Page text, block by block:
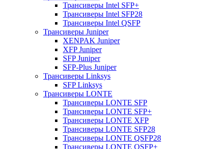
Трансиверы Intel SFP+
Трансиверы Intel SFP28
Трансиверы Intel QSFP
Трансиверы Juniper
XENPAK Juniper
XFP Juniper
SFP Juniper
SFP-Plus Juniper
Трансиверы Linksys
SFP Linksys
Трансиверы LONTE
Трансиверы LONTE SFP
Трансиверы LONTE SFP+
Трансиверы LONTE XFP
Трансиверы LONTE SFP28
Трансиверы LONTE QSFP28
Трансиверы LONTE QSFP+